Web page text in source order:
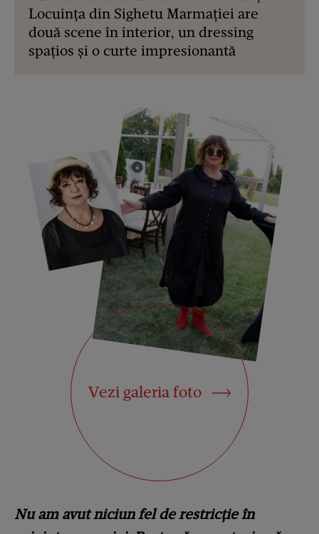
Locuința din Sighetu Marmației are
două scene în interior, un dressing
spațios și o curte impresionantă
Vezi galeria foto
Nu am avut niciun fel de restricție în